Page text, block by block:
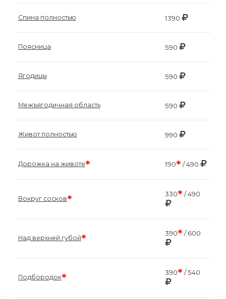
Спина полностью 1390
Поясница 590
Ягодицы 590
Межъягодичная область 590
Живот полностью 990
Дорожка на животе* 190*/ 490
Вокруг сосков* 330*/ 490
Над верхней губой* 390*/ 600
Подбородок* 390*/ 540